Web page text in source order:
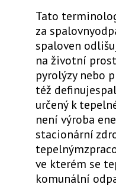
Tato
za
spaloven
na životní
pyrolýzy nebo
též
určený k
není výroba
stacionární
ve kterém se
komunální